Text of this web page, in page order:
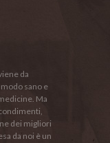
da
sano e
Ma
dei migliori
da noi è un